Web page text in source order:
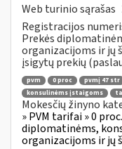
Web turinio sąrašas
Registracijos
Prekės
organizacijoms ir jų
įsigytų prekių
pvm 0 proc pvmį 47 str
konsulinėms įstaigoms
Mokesčių žinyno
» PVM tarifai » 0
diplomatinėms,
organizacijoms ir jų